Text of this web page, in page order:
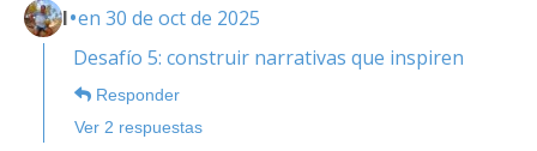
I•en 30 de oct de 2025
Desafío 5: construir narrativas que inspiren
Responder
Ver 2 respuestas